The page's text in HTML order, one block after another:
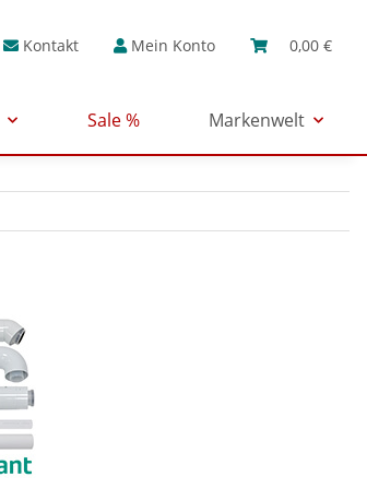
Kontakt Mein Konto 0,00 €
Sale % Markenwelt